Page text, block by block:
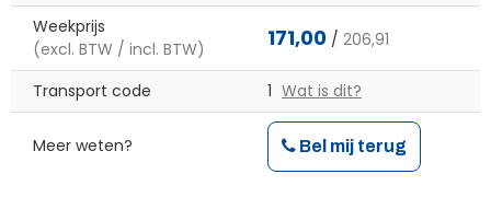
Weekprijs
(excl. BTW / incl. BTW)
171,00 / 206,91
Transport code 1 Wat is dit?
Meer weten? Bel mij terug